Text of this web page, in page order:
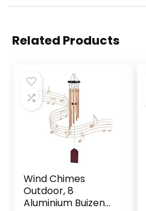
Related Products
Wind Chimes
Outdoor, 8
Aluminium Buizen